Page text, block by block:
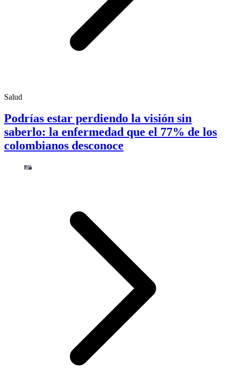
Salud
Podrías estar perdiendo la visión sin
saberlo: la enfermedad que el 77% de los
colombianos desconoce